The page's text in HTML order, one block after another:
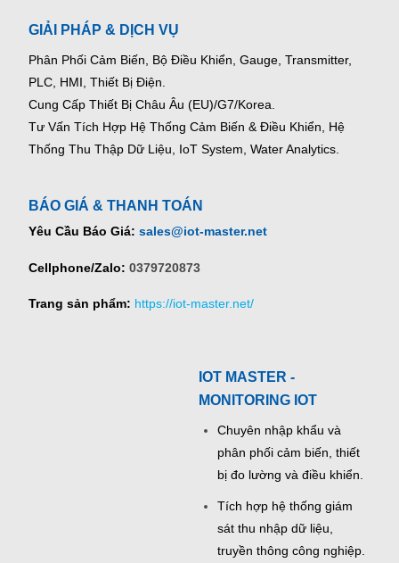
GIẢI PHÁP & DỊCH VỤ
Phân Phối Cảm Biến, Bộ Điều Khiển, Gauge, Transmitter,
PLC, HMI, Thiết Bị Điện.
Cung Cấp Thiết Bị Châu Âu (EU)/G7/Korea.
Tư Vấn Tích Hợp Hệ Thống Cảm Biến & Điều Khiển, Hệ
Thống Thu Thập Dữ Liệu, IoT System, Water Analytics.
BÁO GIÁ & THANH TOÁN
Yêu Cầu Báo Giá: sales@iot-master.net
Cellphone/Zalo: 0379720873
Trang sản phẩm: https://iot-master.net/
IOT MASTER -
MONITORING IOT
Chuyên nhập khẩu và
phân phối cảm biến, thiết
bị đo lường và điều khiển.
Tích hợp hệ thống giám
sát thu nhập dữ liệu,
truyền thông công nghiệp.